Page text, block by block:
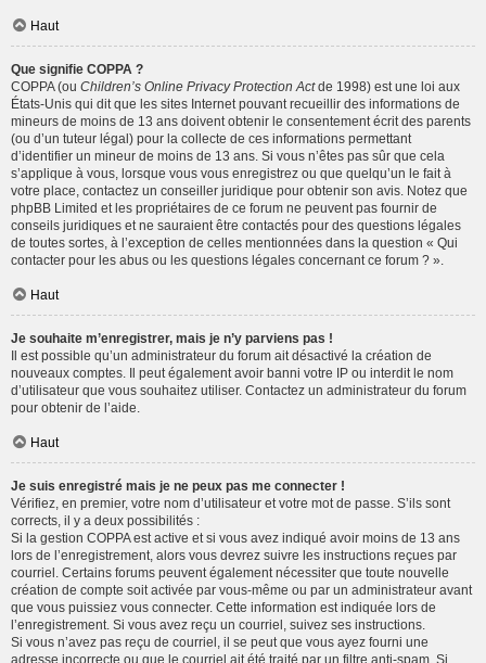
Haut
Que signifie COPPA ?
COPPA (ou Children’s Online Privacy Protection Actde 1998) est une loi aux
États-Unis qui dit que les sites Internet pouvant recueillir des informations de
mineurs de moins de 13 ans doivent obtenir le consentement écrit des parents
(ou d’un tuteur légal) pour la collecte de ces informations permettant
d’identifier un mineur de moins de 13 ans. Si vous n’êtes pas sûr que cela
s’applique à vous, lorsque vous vous enregistrez ou que quelqu’un le fait à
votre place, contactez un conseiller juridique pour obtenir son avis. Notez que
phpBB Limited et les propriétaires de ce forum ne peuvent pas fournir de
conseils juridiques et ne sauraient être contactés pour des questions légales
de toutes sortes, à l’exception de celles mentionnées dans la question « Qui
contacter pour les abus ou les questions légales concernant ce forum ? ».
Haut
Je souhaite m’enregistrer, mais je n’y parviens pas !
Il est possible qu’un administrateur du forum ait désactivé la création de
nouveaux comptes. Il peut également avoir banni votre IP ou interdit le nom
d’utilisateur que vous souhaitez utiliser. Contactez un administrateur du forum
pour obtenir de l’aide.
Haut
Je suis enregistré mais je ne peux pas me connecter !
Vérifiez, en premier, votre nom d’utilisateur et votre mot de passe. S’ils sont
corrects, il y a deux possibilités :
Si la gestion COPPA est active et si vous avez indiqué avoir moins de 13 ans
lors de l’enregistrement, alors vous devrez suivre les instructions reçues par
courriel. Certains forums peuvent également nécessiter que toute nouvelle
création de compte soit activée par vous-même ou par un administrateur avant
que vous puissiez vous connecter. Cette information est indiquée lors de
l’enregistrement. Si vous avez reçu un courriel, suivez ses instructions.
Si vous n’avez pas reçu de courriel, il se peut que vous ayez fourni une
adresse incorrecte ou que le courriel ait été traité par un filtre anti-spam. Si